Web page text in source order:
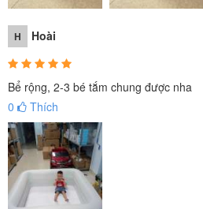
H Hoài
Bể rộng, 2-3 bé tắm chung được nha
0
Thích